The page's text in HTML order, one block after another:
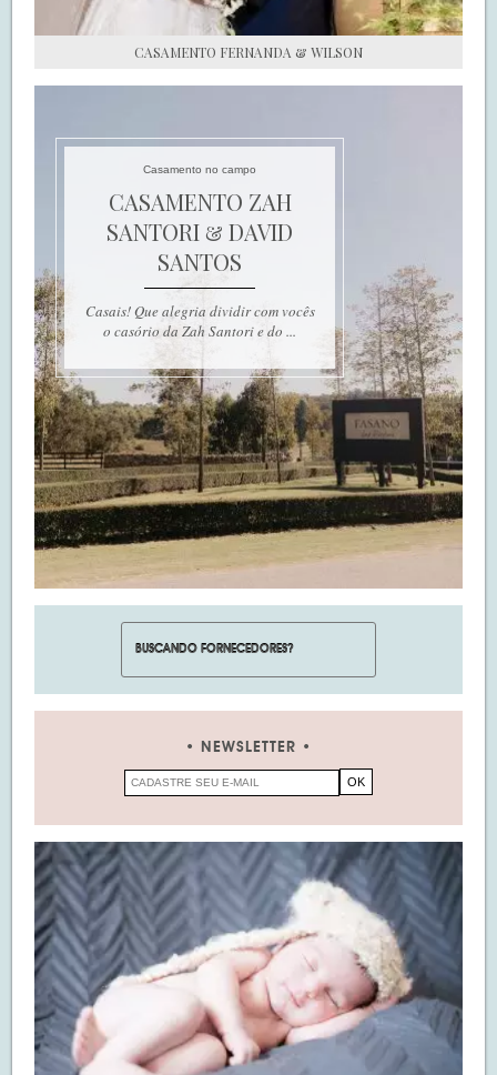
CASAMENTO FERNANDA & WILSON
Casamento no campo
CASAMENTO ZAH
SANTORI & DAVID
SANTOS
Casais! Que alegria dividir com vocês
o casório da Zah Santori e do ...
NEWSLETTER